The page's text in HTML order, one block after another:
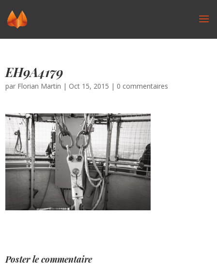
EH9A4179
par Florian Martin | Oct 15, 2015 | 0 commentaires
Poster le commentaire